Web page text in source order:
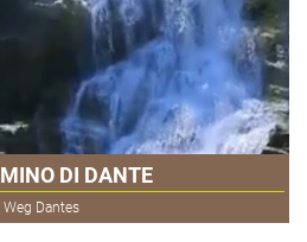
DI DANTE
Weg Dantes